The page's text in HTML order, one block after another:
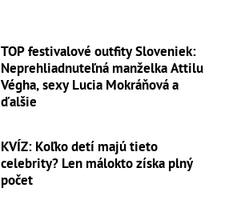
TOP festivalové outfity Sloveniek:
Neprehliadnuteľná manželka Attilu
Végha, sexy Lucia Mokráňová a
ďalšie
KVÍZ: Koľko detí majú tieto
celebrity? Len málokto získa plný
počet